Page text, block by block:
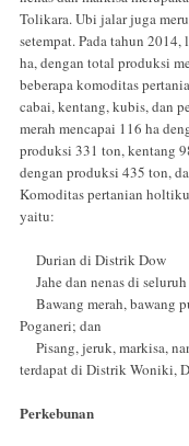
Tolikara. Ubi jalar juga
setempat. Pada tahun
ha, dengan total produksi
beberapa komoditas
cabai, kentang, kubis, dan
merah mencapai 116 ha
produksi 331 ton, kentang
dengan produksi 435 ton,
Komoditas pertanian
yaitu:
Durian di Distrik Dow
Jahe dan nenas di
Bawang merah, bawang
Poganeri; dan
Pisang, jeruk, markisa,
terdapat di Distrik Woniki,
Perkebunan